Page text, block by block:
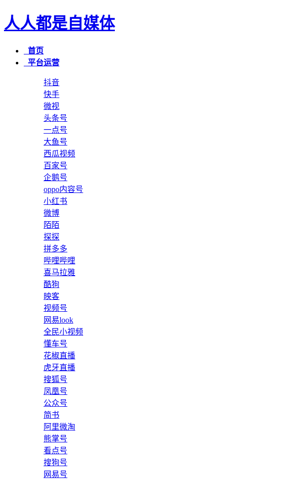
人人都是自媒体
首页
平台运营
抖音
快手
微视
头条号
一点号
大鱼号
西瓜视频
百家号
企鹅号
oppo内容号
小红书
微博
陌陌
探探
拼多多
哔哩哔哩
喜马拉雅
酷狗
映客
视频号
网易look
全民小视频
懂车号
花椒直播
虎牙直播
搜狐号
凤凰号
公众号
简书
阿里微淘
熊掌号
看点号
搜狗号
网易号